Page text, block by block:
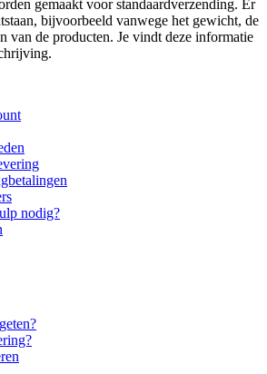
gemaakt voor standaardverzending. Er
bijvoorbeeld vanwege het gewicht, de
van de producten. Je vindt deze informatie
nodig?